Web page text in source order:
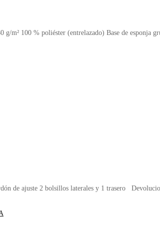
100 % poliéster (entrelazado) Base de esponja
ajuste 2 bolsillos laterales y 1 trasero